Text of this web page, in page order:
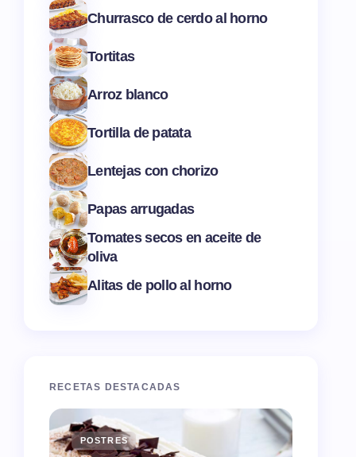
Churrasco de cerdo al horno
Tortitas
Arroz blanco
Tortilla de patata
Lentejas con chorizo
Papas arrugadas
Tomates secos en aceite de
oliva
Alitas de pollo al horno
RECETAS DESTACADAS
POSTRES